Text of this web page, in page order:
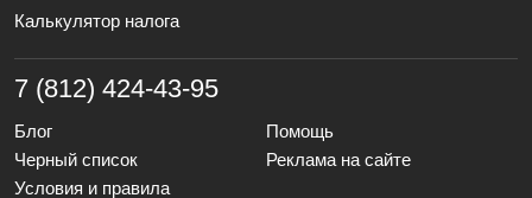
Калькулятор налога
7 (812) 424-43-95
Блог
Помощь
Черный список
Реклама на сайте
Условия и правила